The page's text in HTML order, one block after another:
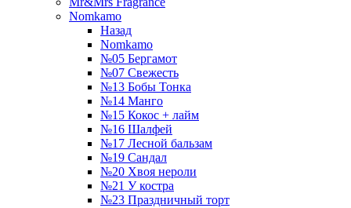
Nomkamo
Назад
Nomkamo
№05 Бергамот
№07 Свежесть
№13 Бобы Тонка
№14 Манго
№15 Кокос + лайм
№16 Шалфей
№17 Лесной бальзам
№19 Сандал
№20 Хвоя нероли
№21 У костра
№23 Праздничный торт